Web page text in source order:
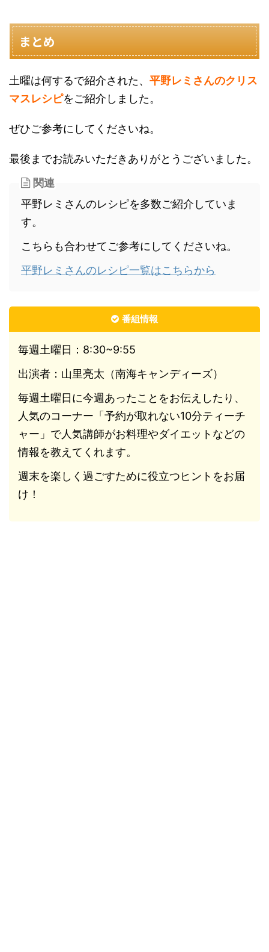
まとめ
土曜は何するで紹介された、 平野レミさんのクリス
マスレシピをご紹介しました。
ぜひご参考にしてくださいね。
最後までお読みいただきありがとうございました。
関連
平野レミさんのレシピを多数ご紹介していま
す。
こちらも合わせてご参考にしてくださいね。
平野レミさんのレシピ一覧はこちらから
番組情報
毎週土曜日：8:30~9:55
出演者：山里亮太（南海キャンディーズ）
毎週土曜日に今週あったことをお伝えしたり、
人気のコーナー「予約が取れない10分ティーチ
ャー」で人気講師がお料理やダイエットなどの
情報を教えてくれます。
週末を楽しく過ごすために役立つヒントをお届
け！